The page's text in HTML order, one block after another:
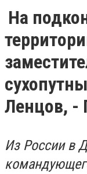
На
Ленцов, -
Из России в